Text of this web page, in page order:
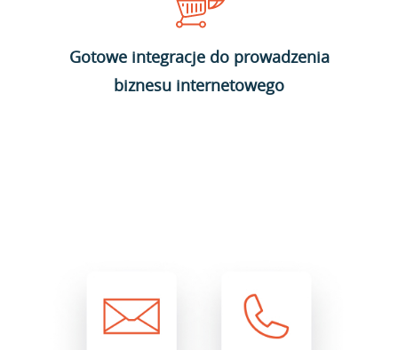
Gotowe integracje do prowadzenia
biznesu internetowego